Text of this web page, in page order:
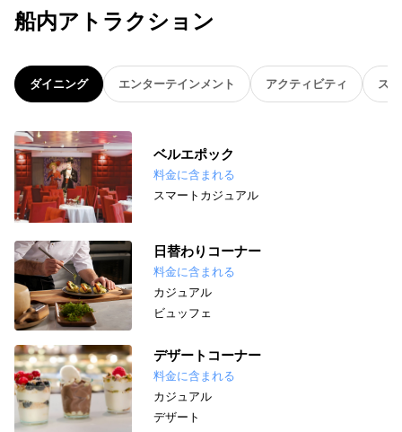
船内アトラクション
ダイニング エンターテインメント アクティビティ ス
ベルエポック
料金に含まれる
スマートカジュアル
日替わりコーナー
料金に含まれる
カジュアル
ビュッフェ
デザートコーナー
料金に含まれる
カジュアル
デザート